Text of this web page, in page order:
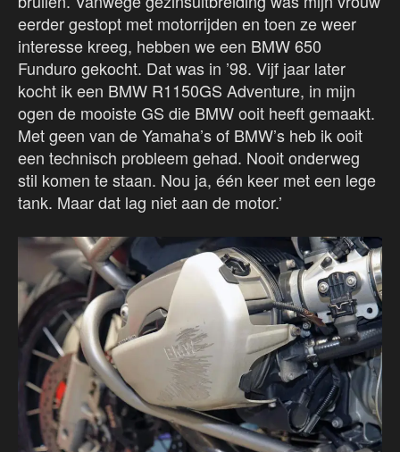
eerder gestopt met motorrijden en toen ze weer
interesse kreeg, hebben we een BMW 650
Funduro gekocht. Dat was in ’98. Vijf jaar later
kocht ik een BMW R1150GS Adventure, in mijn
ogen de mooiste GS die BMW ooit heeft gemaakt.
Met geen van de Yamaha’s of BMW’s heb ik ooit
een technisch probleem gehad. Nooit onderweg
stil komen te staan. Nou ja, één keer met een lege
tank. Maar dat lag niet aan de motor.’